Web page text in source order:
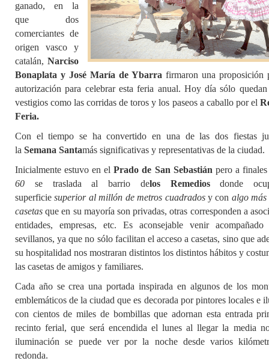
ganado, en la
que dos
comerciantes de
origen vasco y
catalán, Narciso
Bonaplata y José María de Ybarra firmaron una proposición
autorización para celebrar esta feria anual. Hoy día sólo quedan
vestigios como las corridas de toros y los paseos a caballo por el
Feria.
Con el tiempo se ha convertido en una de las dos fiestas
la Semana Santamás significativas y representativas de la ciudad.
Inicialmente estuvo en elPrado de San Sebastián pero a
60 se traslada al barrio delos Remediosdonde
superficiesuperior al millón de metros cuadradosy con algo más
casetas que en su mayoría son privadas, otras corresponden a
entidades, empresas, etc. Es aconsejable venir
sevillanos, ya que no sólo facilitan el acceso a casetas, sino que
su hospitalidad nos mostraran distintos los distintos hábitos y
las casetas de amigos y familiares.
Cada año se crea una portada inspirada en algunos de los
emblemáticos de la ciudad que es decorada por pintores locales e
con cientos de miles de bombillas que adornan esta entrada
recinto ferial, que será encendida el lunes al llegar la media
iluminación se puede ver por la noche desde varios
redonda.